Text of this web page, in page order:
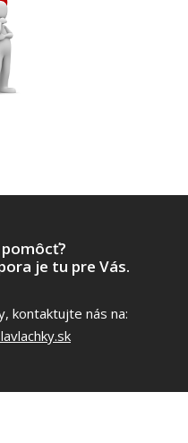
je tu pre Vás.
kontaktujte nás na: